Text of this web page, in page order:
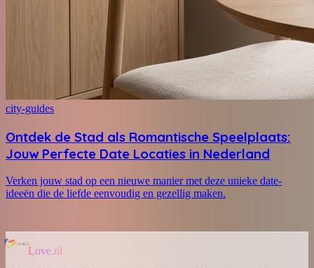
city-guides
Ontdek de Stad als Romantische Speelplaats:
Jouw Perfecte Date Locaties in Nederland
Verken jouw stad op een nieuwe manier met deze unieke date-
ideeën die de liefde eenvoudig en gezellig maken.
Love.nl